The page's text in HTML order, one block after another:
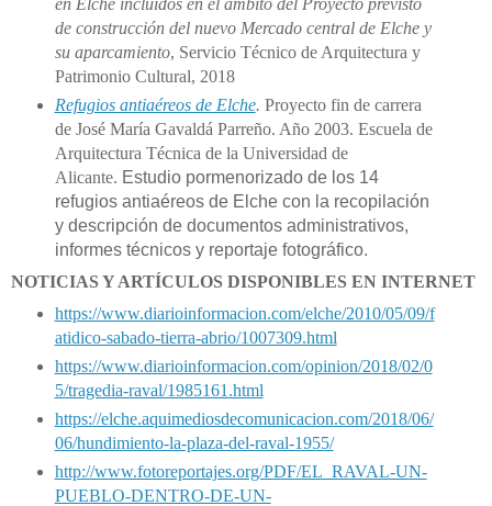
en Elche incluidos en el ámbito del Proyecto previsto
de construcción del nuevo Mercado central de Elche y
su aparcamiento, Servicio Técnico de Arquitectura y
Patrimonio Cultural, 2018
Refugios antiaéreos de Elche. Proyecto fin de carrera
de José María Gavaldá Parreño. Año 2003. Escuela de
Arquitectura Técnica de la Universidad de
Alicante. Estudio pormenorizado de los 14
refugios antiaéreos de Elche con la recopilación
y descripción de documentos administrativos,
informes técnicos y reportaje fotográfico.
NOTICIAS Y ARTÍCULOS DISPONIBLES EN INTERNET
https://www.diarioinformacion.com/elche/2010/05/09/f
atidico-sabado-tierra-abrio/1007309.html
https://www.diarioinformacion.com/opinion/2018/02/0
5/tragedia-raval/1985161.html
https://elche.aquimediosdecomunicacion.com/2018/06/
06/hundimiento-la-plaza-del-raval-1955/
http://www.fotoreportajes.org/PDF/EL_RAVAL-UN-
PUEBLO-DENTRO-DE-UN-